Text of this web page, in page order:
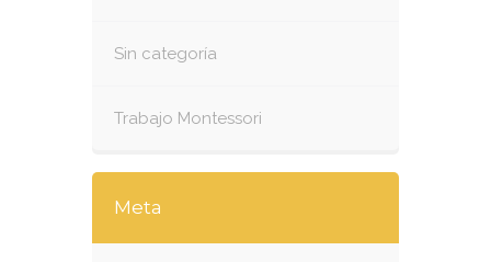
Sin categoría
Trabajo Montessori
Meta